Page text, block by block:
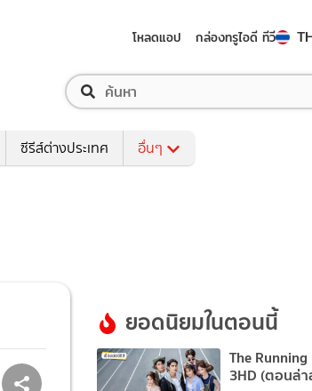
โหลดแอป กล่องทรูไอดี ทีวี
ซีรีส์ต่างประเทศ อื่นๆ
ยอดนิยมในตอนนี้
The
3HD (ตอนล่